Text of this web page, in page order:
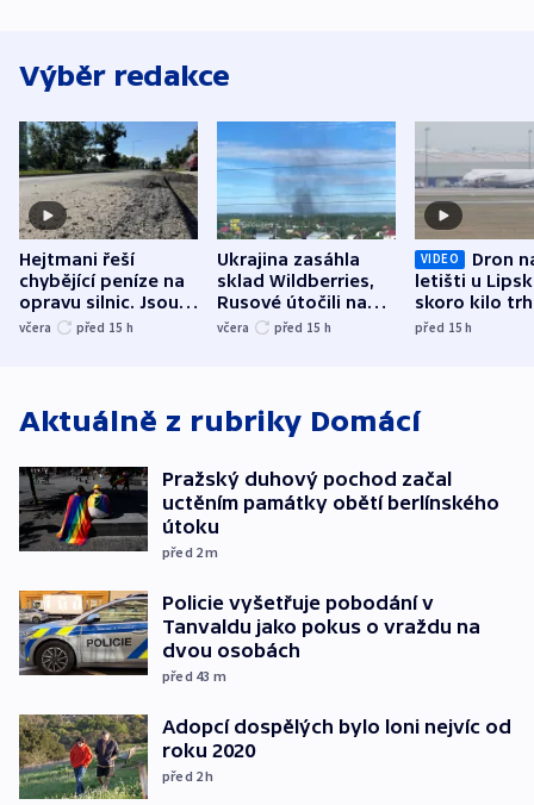
Výběr redakce
Hejtmani řeší
chybějící peníze na
opravu silnic. Jsou
nenárokové, namítá
včera před 15 h
Ukrajina zasáhla
sklad Wildberries,
Rusové útočili na
trh, hasiče či
včera před 15 h
VIDEO
Dron
letišti u
skoro kilo
indicie
před 15h
Aktuálně z rubriky Domácí
Pražský duhový pochod začal
uctěním památky obětí berlínského
útoku
před 2m
Policie vyšetřuje pobodání v
Tanvaldu jako pokus o vraždu na
dvou osobách
před 43 m
Adopcí dospělých bylo loni nejvíc od
roku 2020
před 2h